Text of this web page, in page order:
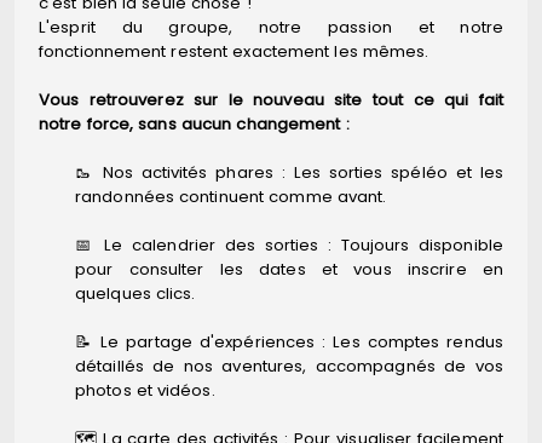
L'esprit du groupe, notre passion et notre
fonctionnement restent exactement les mêmes.
Vous retrouverez sur le nouveau site tout ce qui fait
notre force, sans aucun changement :
🥾 Nos activités phares : Les sorties spéléo et les
randonnées continuent comme avant.
📅 Le calendrier des sorties : Toujours disponible
pour consulter les dates et vous inscrire en
quelques clics.
📝 Le partage d'expériences : Les comptes rendus
détaillés de nos aventures, accompagnés de vos
photos et vidéos.